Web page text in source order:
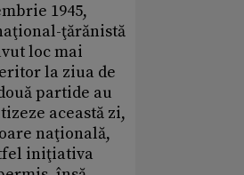
1945,
ţărănistă
loc mai
la ziua de
partide au
această zi,
naţională,
iniţiativa